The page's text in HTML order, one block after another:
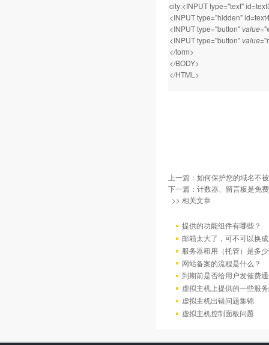
city:<INPUT type="text"
<INPUT type="hidden"
<INPUT type="button" value
<INPUT type="button" value
</form>
</BODY>
</HTML>
上一篇： 如何保护您的域名不
下一篇： 计数器、留言板是免
>> 相关文章
提供的功能组件有哪些？
邮箱太大了，可不可以换
服务器租用（托管）是多
网站备案的流程是什么？
到期前是否给用户发催费
虚拟主机上提供的一些服
虚拟主机出错问题集锦
虚拟主机控制面板问题